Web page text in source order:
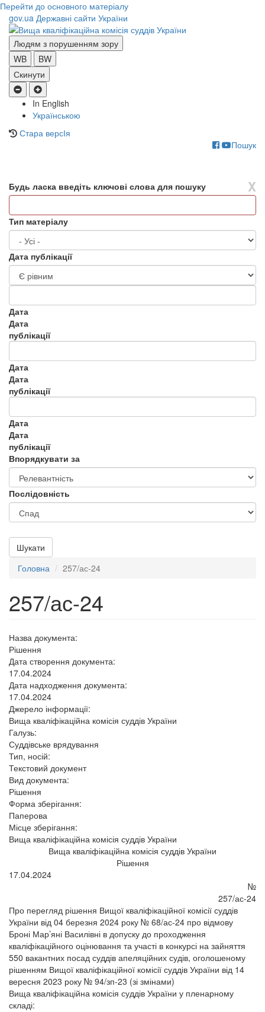
Перейти до основного матеріалу
gov.ua Державні сайти України
Людям з порушенням зору
WB
BW
Скинути
In English
Українською
Стара версІя
Пошук
X
Будь ласка введіть ключові слова для пошуку
Тип матеріалу
Дата публікації
Дата
Дата
публікації
Дата
Дата
публікації
Дата
Дата
публікації
Впорядкувати за
Послідовність
Шукати
Головна
257/ас-24
257/ас-24
Назва документа:
Рішення
Дата створення документа:
17.04.2024
Дата надходження документа:
17.04.2024
Джерело інформації:
Вища кваліфікаційна комісія суддів України
Галузь:
Суддівське врядування
Тип, носій:
Текстовий документ
Вид документа:
Рішення
Форма зберігання:
Паперова
Місце зберігання:
Вища кваліфікаційна комісія суддів України
Вища кваліфікаційна комісія суддів України
Рішення
17.04.2024
№
257/ас-24
Про перегляд рішення Вищої кваліфікаційної комісії суддів
України від 04 березня 2024 року № 68/ас-24 про відмову
Броні Мар’яні Василівні в допуску до проходження
кваліфікаційного оцінювання та участі в конкурсі на зайняття
550 вакантних посад суддів апеляційних судів, оголошеному
рішенням Вищої кваліфікаційної комісії суддів України від 14
вересня 2023 року № 94/зп-23 (зі змінами)
Вища кваліфікаційна комісія суддів України у пленарному
складі: